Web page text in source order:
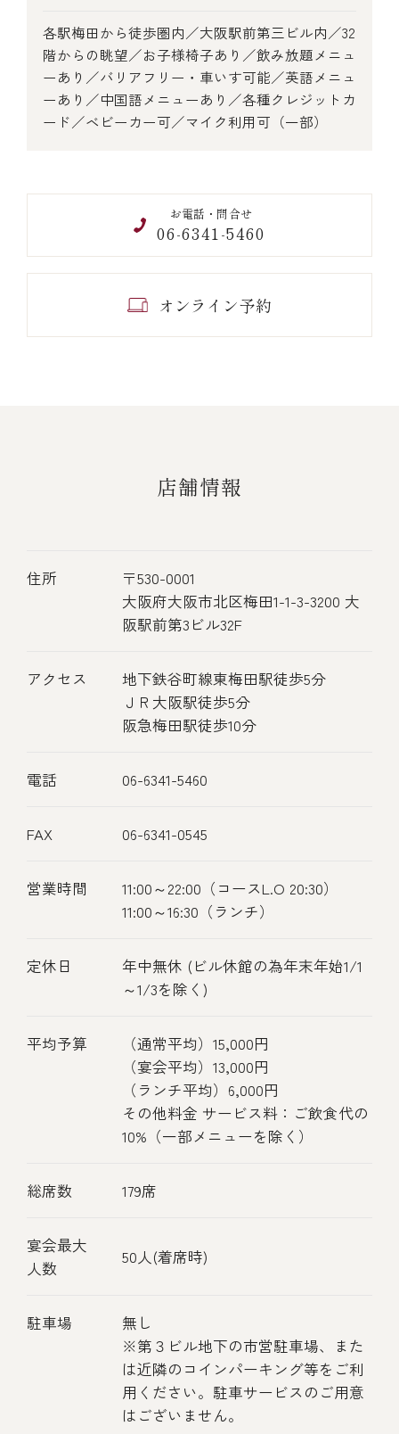
各駅梅田から徒歩圏内／大阪駅前第三ビル内／32
階からの眺望／お子様椅子あり／飲み放題メニュ
ーあり／バリアフリー・車いす可能／英語メニュ
ーあり／中国語メニューあり／各種クレジットカ
ード／ベビーカー可／マイク利用可（一部）
お電話・問合せ
06-6341-5460
オンライン予約
店舗情報
住所
〒530-0001
大阪府大阪市北区梅田1-1-3-3200 大
阪駅前第3ビル32F
アクセス
地下鉄谷町線東梅田駅徒歩5分
ＪＲ大阪駅徒歩5分
阪急梅田駅徒歩10分
電話 06-6341-5460
FAX 06-6341-0545
営業時間
11:00～22:00（コースL.O 20:30）
11:00～16:30（ランチ）
定休日
年中無休 (ビル休館の為年末年始1/1
～1/3を除く)
平均予算
（通常平均）15,000円
（宴会平均）13,000円
（ランチ平均）6,000円
その他料金 サービス料：ご飲食代の
10%（一部メニューを除く）
総席数 179席
宴会最大
人数
50人(着席時)
駐車場
無し
※第３ビル地下の市営駐車場、また
は近隣のコインパーキング等をご利
用ください。駐車サービスのご用意
はございません。